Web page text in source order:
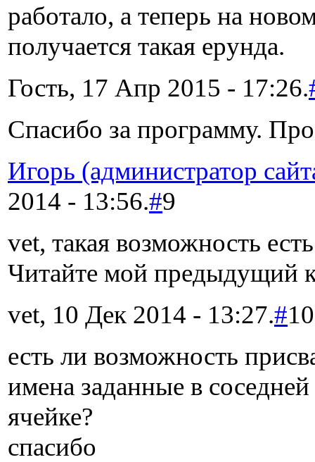
работало, а теперь на
получается такая ерунда.
Гость, 17 Апр 2015 - 17:26.
Спасибо за программу.
Игорь (администратор
2014 - 13:56.#9
vet, такая возможность
Читайте мой предыдущий
vet, 10 Дек 2014 - 13:27.#10
есть ли возможность
имена заданные в
ячейке?
спасибо